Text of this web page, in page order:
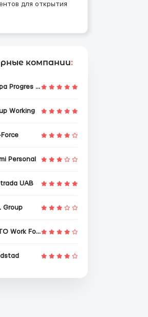
для открытия
компании:
Grupa Progres Sp. z o.o.
Working
Personal
UAB
Group
OTTO Work Force